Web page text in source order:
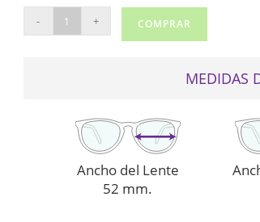
112
- + COMPRAR
MEDIDAS
Ancho del Lente
52 mm.